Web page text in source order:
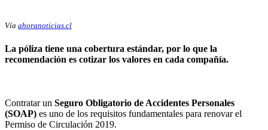
Vía ahoranoticias.cl
La póliza tiene una cobertura estándar, por lo que la
recomendación es cotizar los valores en cada compañía.
Contratar un Seguro Obligatorio de Accidentes Personales
(SOAP) es uno de los requisitos fundamentales para renovar el
Permiso de Circulación 2019.